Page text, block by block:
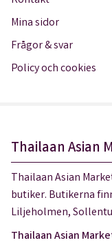
Mina sidor
Frågor & svar
Policy och cookies
Thailaan Asian
Thailaan Asian
butiker. Butikerna
Liljeholmen,
Thailaan Asian